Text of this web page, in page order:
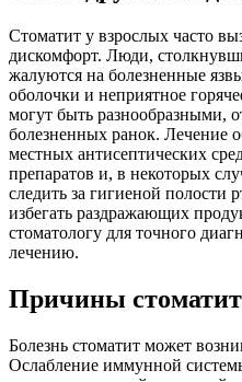
Стоматит у взрослых часто
дискомфорт. Люди,
жалуются на болезненные
оболочки и неприятное
могут быть разнообразными,
болезненных ранок. Лечение
местных антисептических
препаратов и, в некоторых
следить за гигиеной полости
избегать раздражающих
стоматологу для точного
лечению.
Причины
Болезнь стоматит может
Ослабление иммунной